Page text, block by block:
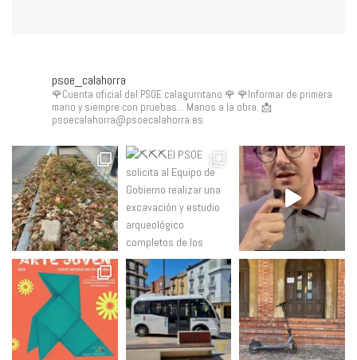
psoe_calahorra
🌹Cuenta oficial del PSOE calagurritano 🌹 🌹Informar de primera
mano y siempre con pruebas... Manos a la obra. 📩
psoecalahorra@psoecalahorra.es